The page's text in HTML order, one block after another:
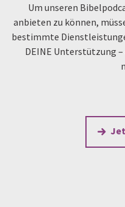
Um unseren
anbieten zu können,
bestimmte
DEINE Unterstützung